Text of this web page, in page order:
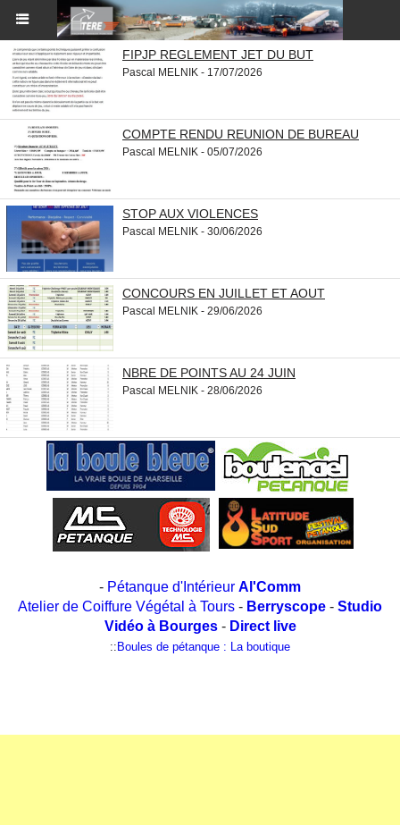
FIPJP REGLEMENT JET DU BUT
Pascal MELNIK - 17/07/2026
COMPTE RENDU REUNION DE BUREAU
Pascal MELNIK - 05/07/2026
STOP AUX VIOLENCES
Pascal MELNIK - 30/06/2026
CONCOURS EN JUILLET ET AOUT
Pascal MELNIK - 29/06/2026
NBRE DE POINTS AU 24 JUIN
Pascal MELNIK - 28/06/2026
- Pétanque d'Intérieur Al'Comm
Atelier de Coiffure Végétal à Tours - Berryscope - Studio
Vidéo à Bourges- Direct live
:: Boules de pétanque : La boutique